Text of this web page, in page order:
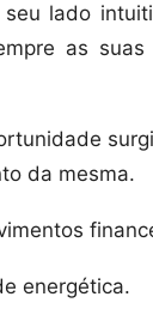
seu lado
as suas
da mesma.
energética.